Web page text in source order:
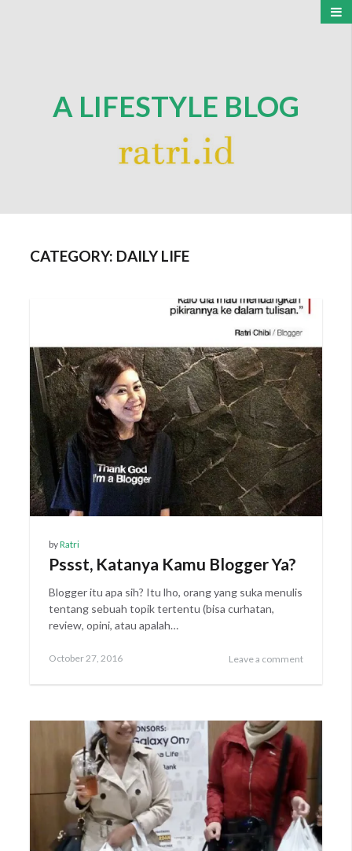
A LIFESTYLE BLOG
CATEGORY: DAILY LIFE
byRatri
Pssst, Katanya Kamu Blogger Ya?
Blogger itu apa sih? Itu lho, orang yang suka menulis
tentang sebuah topik tertentu (bisa curhatan,
review, opini, atau apalah…
Leave a comment
Posted
October 27, 2016